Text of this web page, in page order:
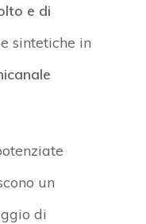
e di
sintetiche in
un
di